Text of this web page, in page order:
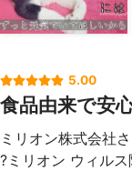
5.00
食品由来で安
ミリオン株式会社
?ミリオン ウィル